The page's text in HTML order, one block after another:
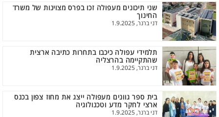
שני תיכונים מעפולה זכו בפרס מצוינות של משרד
החינוך
דני ברנר, 1.9.2025
תלמידי עפולה כיכבו בתחרות כתיבה ארצית
שהתקיימה בהרצליה
דני ברנר, 1.9.2025
בית ספר גוונים מעפולה ייצג את מחוז צפון בכנס
ארצי לחקר מדע וטכנולוגיה
דני ברנר, 1.9.2025